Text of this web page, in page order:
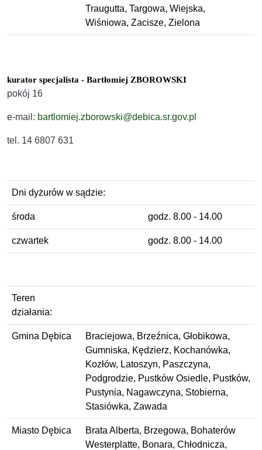
Traugutta, Targowa, Wiejska,
Wiśniowa, Zacisze, Zielona
kurator specjalista - Bartłomiej ZBOROWSKI
pokój 16
e-mail: bartlomiej.zborowski@debica.sr.gov.pl
tel. 14 6807 631
Dni dyżurów w sądzie:
środa godz. 8.00 - 14.00
czwartek godz. 8.00 - 14.00
Teren
działania:
Gmina Dębica
Braciejowa, Brzeźnica, Głobikowa,
Gumniska, Kędzierz, Kochanówka,
Kozłów, Latoszyn, Paszczyna,
Podgrodzie, Pustków Osiedle, Pustków,
Pustynia, Nagawczyna, Stobierna,
Stasiówka, Zawada
Miasto Dębica
Brata Alberta, Brzegowa, Bohaterów
Westerplatte, Bonara, Chłodnicza,